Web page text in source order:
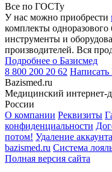
Все по ГОСТу
У нас можно приобрести
комплекты
инструменты и
производителей. Вся
Подробнее о Базисмед
8 800 200 20 62 Написать
Bazismed.ru
Медицинский интернет-
России
О компании Реквизиты
конфиденциальности
потом! Удаление
bazismed.ru Система
Полная версия сайта